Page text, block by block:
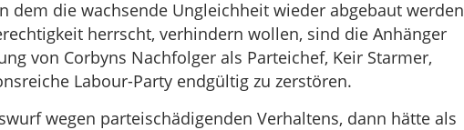
dem die wachsende Ungleichheit wieder abgebaut werden
herrscht, verhindern wollen, sind die Anhänger
von Corbyns Nachfolger als Parteichef, Keir Starmer,
Labour-Party endgültig zu zerstören.
wegen parteischädigenden Verhaltens, dann hätte als